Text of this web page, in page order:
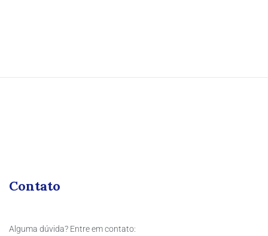
Contato
Alguma dúvida? Entre em contato: